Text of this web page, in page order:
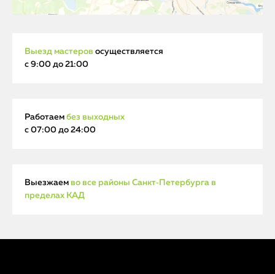
Выезд мастеров осуществляется
с 9:00 до 21:00
Работаем без выходных
с 07:00 до 24:00
Выезжаем во все районы Санкт‑Петербурга в
пределах КАД